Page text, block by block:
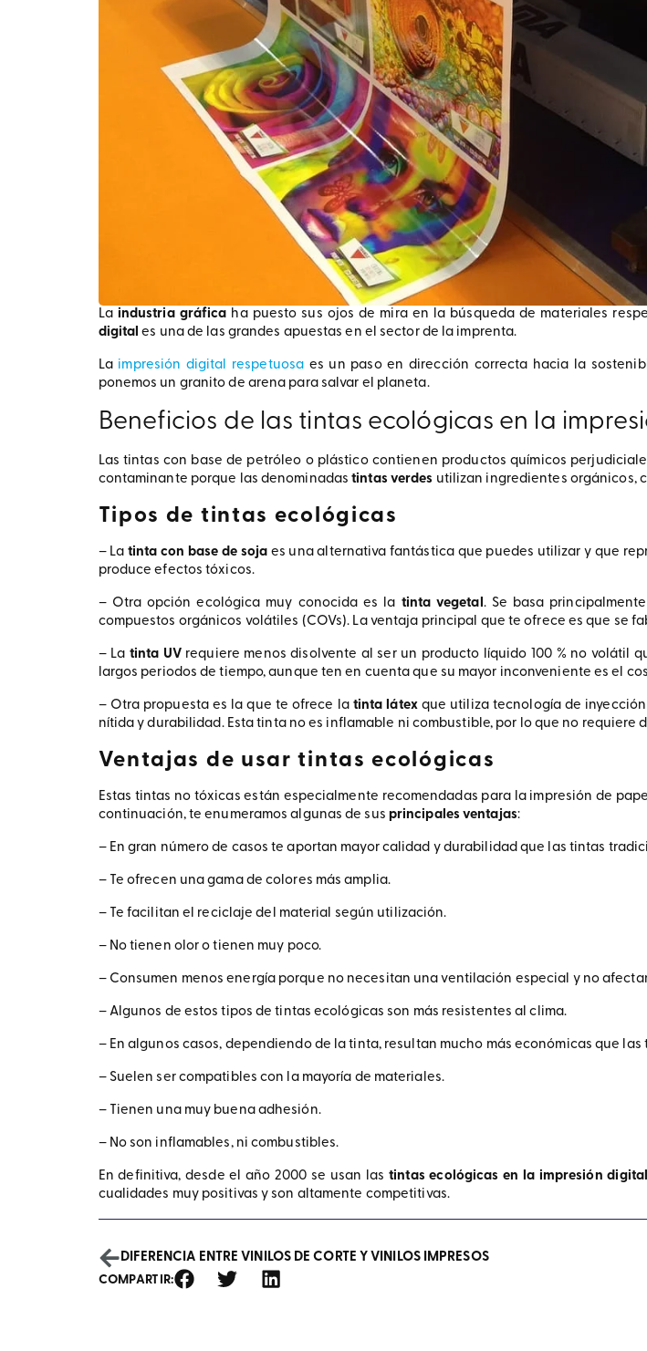
La industria gráfica ha puesto sus ojos de mira en la búsqueda de materiales
digital es una de las grandes apuestas en el sector de la imprenta.
La impresión digital respetuosa es un paso en dirección correcta hacia la
ponemos un granito de arena para salvar el planeta.
Beneficios de las tintas ecológicas en la
Las tintas con base de petróleo o plástico contienen productos químicos
contaminante porque las denominadas tintas verdes utilizan ingredientes orgánicos,
Tipos de tintas ecológicas
– La tinta con base de soja es una alternativa fantástica que puedes utilizar y que
produce efectos tóxicos.
– Otra opción ecológica muy conocida es la tinta vegetal . Se basa
compuestos orgánicos volátiles (COVs). La ventaja principal que te ofrece es que se
– La tinta UVrequiere menos disolvente al ser un producto líquido 100 % no volátil
largos periodos de tiempo, aunque ten en cuenta que su mayor inconveniente es el
– Otra propuesta es la que te ofrece latinta látexque utiliza tecnología de
nítida y durabilidad. Esta tinta no es inflamable ni combustible, por lo que no
Ventajas de usar tintas ecológicas
Estas tintas no tóxicas están especialmente recomendadas para la impresión de
continuación, te enumeramos algunas de sus principales ventajas:
– En gran número de casos te aportan mayor calidad y durabilidad que las tintas
– Te ofrecen una gama de colores más amplia.
– Te facilitan el reciclaje del material según utilización.
– No tienen olor o tienen muy poco.
– Consumen menos energía porque no necesitan una ventilación especial y no
– Algunos de estos tipos de tintas ecológicas son más resistentes al clima.
– En algunos casos, dependiendo de la tinta, resultan mucho más económicas que
– Suelen ser compatibles con la mayoría de materiales.
– Tienen una muy buena adhesión.
– No son inflamables, ni combustibles.
En definitiva, desde el año 2000 se usan lastintas ecológicas en la impresión digital
cualidades muy positivas y son altamente competitivas.
DIFERENCIA ENTRE VINILOS DE CORTE Y VINILOS IMPRESOS
COMPARTIR: